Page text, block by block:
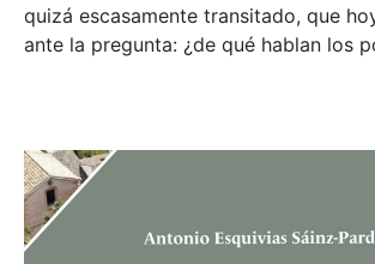
quizá escasamente transitado, que
ante la pregunta: ¿de qué hablan los